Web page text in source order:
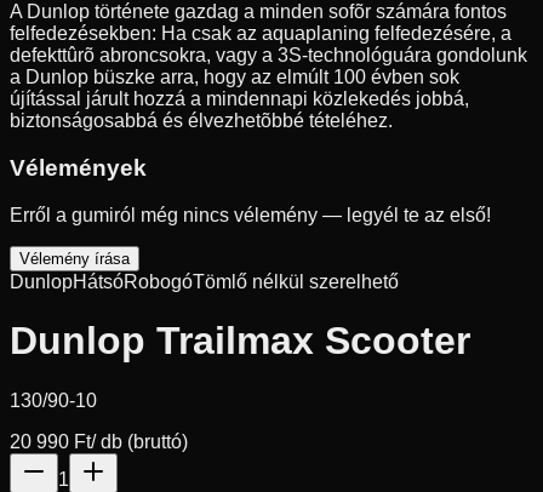
A Dunlop története gazdag a minden sofõr számára fontos
felfedezésekben: Ha csak az aquaplaning felfedezésére, a
defekttûrõ abroncsokra, vagy a 3S-technológuára gondolunk
a Dunlop büszke arra, hogy az elmúlt 100 évben sok
újítással járult hozzá a mindennapi közlekedés jobbá,
biztonságosabbá és élvezhetõbbé tételéhez.
Vélemények
Erről a gumiról még nincs vélemény — legyél te az első!
Vélemény írása
DunlopHátsóRobogóTömlő nélkül szerelhető
Dunlop Trailmax Scooter
130/90-10
20 990 Ft/ db (bruttó)
1